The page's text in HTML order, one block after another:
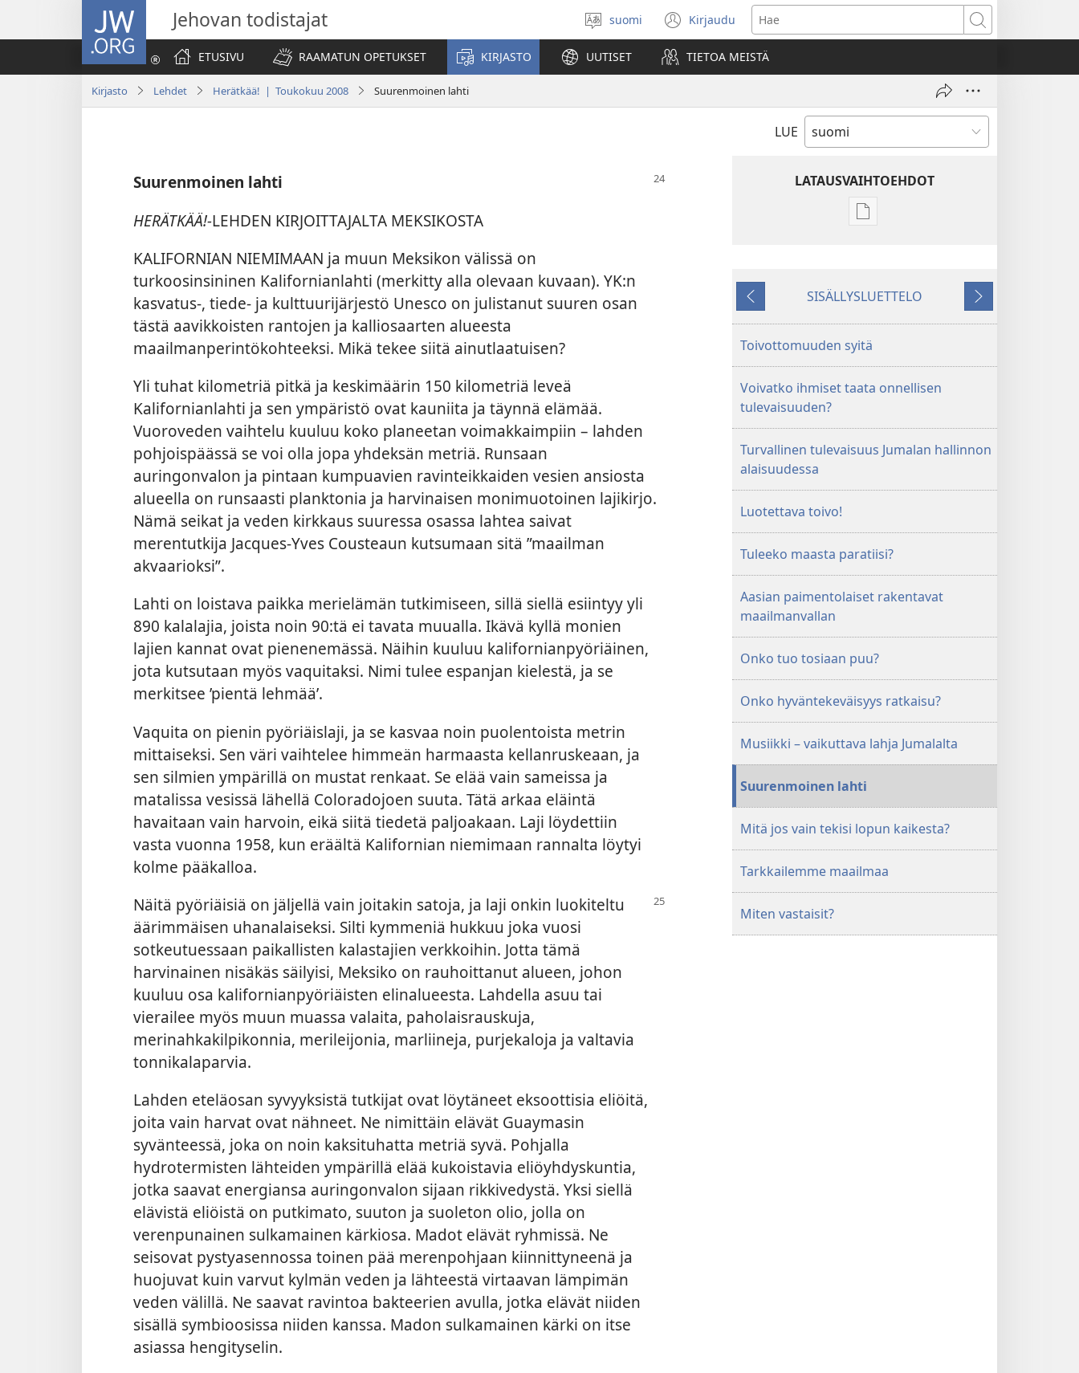
JW.ORG Jehovan todistajat
Valitse
kieli
suomi Kirjaudu
(avaa
uuden
ikkunan)
Hae
ETUSIVU
RAAMATUN OPETUKSET KIRJASTO UUTISET TIETOA MEISTÄ
Kirjasto Lehdet Herätkää! | Toukokuu 2008 Suurenmoinen lahti
LUE
Suurenmoinen lahti
HERÄTKÄÄ!-LEHDEN KIRJOITTAJALTA MEKSIKOSTA
KALIFORNIAN NIEMIMAAN ja muun Meksikon välissä on
turkoosinsininen Kalifornianlahti (merkitty alla olevaan kuvaan). YK:n
kasvatus-, tiede- ja kulttuurijärjestö Unesco on julistanut suuren osan
tästä aavikkoisten rantojen ja kalliosaarten alueesta
maailmanperintökohteeksi. Mikä tekee siitä ainutlaatuisen?
Yli tuhat kilometriä pitkä ja keskimäärin 150 kilometriä leveä
Kalifornianlahti ja sen ympäristö ovat kauniita ja täynnä elämää.
Vuoroveden vaihtelu kuuluu koko planeetan voimakkaimpiin – lahden
pohjoispäässä se voi olla jopa yhdeksän metriä. Runsaan
auringonvalon ja pintaan kumpuavien ravinteikkaiden vesien ansiosta
alueella on runsaasti planktonia ja harvinaisen monimuotoinen lajikirjo.
Nämä seikat ja veden kirkkaus suuressa osassa lahtea saivat
merentutkija Jacques-Yves Cousteaun kutsumaan sitä ”maailman
akvaarioksi”.
Lahti on loistava paikka merielämän tutkimiseen, sillä siellä esiintyy yli
890 kalalajia, joista noin 90:tä ei tavata muualla. Ikävä kyllä monien
lajien kannat ovat pienenemässä. Näihin kuuluu kalifornianpyöriäinen,
jota kutsutaan myös vaquitaksi. Nimi tulee espanjan kielestä, ja se
merkitsee ’pientä lehmää’.
Vaquita on pienin pyöriäislaji, ja se kasvaa noin puolentoista metrin
mittaiseksi. Sen väri vaihtelee himmeän harmaasta kellanruskeaan, ja
sen silmien ympärillä on mustat renkaat. Se elää vain sameissa ja
matalissa vesissä lähellä Coloradojoen suuta. Tätä arkaa eläintä
havaitaan vain harvoin, eikä siitä tiedetä paljoakaan. Laji löydettiin
vasta vuonna 1958, kun eräältä Kalifornian niemimaan rannalta löytyi
kolme pääkalloa.
Näitä pyöriäisiä on jäljellä vain joitakin satoja, ja laji onkin luokiteltu
äärimmäisen uhanalaiseksi. Silti kymmeniä hukkuu joka vuosi
sotkeutuessaan paikallisten kalastajien verkkoihin. Jotta tämä
harvinainen nisäkäs säilyisi, Meksiko on rauhoittanut alueen, johon
kuuluu osa kalifornianpyöriäisten elinalueesta. Lahdella asuu tai
vierailee myös muun muassa valaita, paholaisrauskuja,
merinahkakilpikonnia, merileijonia, marliineja, purjekaloja ja valtavia
tonnikalaparvia.
Lahden eteläosan syvyyksistä tutkijat ovat löytäneet eksoottisia eliöitä,
joita vain harvat ovat nähneet. Ne nimittäin elävät Guaymasin
syvänteessä, joka on noin kaksituhatta metriä syvä. Pohjalla
hydrotermisten lähteiden ympärillä elää kukoistavia eliöyhdyskuntia,
jotka saavat energiansa auringonvalon sijaan rikkivedystä. Yksi siellä
elävistä eliöistä on putkimato, suuton ja suoleton olio, jolla on
verenpunainen sulkamainen kärkiosa. Madot elävät ryhmissä. Ne
seisovat pystyasennossa toinen pää merenpohjaan kiinnittyneenä ja
huojuvat kuin varvut kylmän veden ja lähteestä virtaavan lämpimän
veden välillä. Ne saavat ravintoa bakteerien avulla, jotka elävät niiden
sisällä symbioosissa niiden kanssa. Madon sulkamainen kärki on itse
asiassa hengityselin.
LATAUSVAIHTOEHDOT
Julkaisujen
Edellinen
SISÄLLYSLUETTELO
Seuraava
Toivottomuuden syitä
Voivatko ihmiset taata onnellisen
tulevaisuuden?
Turvallinen tulevaisuus Jumalan hallinnon
alaisuudessa
Luotettava toivo!
Tuleeko maasta paratiisi?
Aasian paimentolaiset rakentavat
maailmanvallan
Onko tuo tosiaan puu?
Onko hyväntekeväisyys ratkaisu?
Musiikki – vaikuttava lahja Jumalalta
Suurenmoinen lahti
Mitä jos vain tekisi lopun kaikesta?
Tarkkailemme maailmaa
Miten vastaisit?